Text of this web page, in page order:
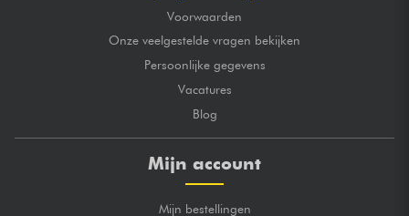
Voorwaarden
Onze veelgestelde vragen bekijken
Persoonlijke gegevens
Vacatures
Blog
Mijn account
Mijn bestellingen